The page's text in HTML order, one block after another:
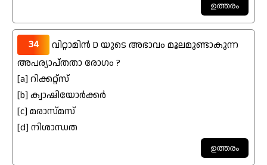
34
വിറ്റാമിൻ D യുടെ അഭാവം മൂലമുണ്ടാകുന്ന
അപര്യാപ്തതാ രോഗം ?
[a] റിക്കറ്റ്സ്
[b] ക്വാഷിയോർക്കർ
[c] മരാസ്മസ്
[d] നിശാന്ധത